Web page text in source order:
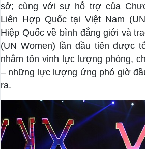
sở; cùng với sự hỗ trợ của
Liên Hợp Quốc tại Việt Nam
Hiệp Quốc về bình đẳng giới và
(UN Women) lần đầu tiên được
nhằm tôn vinh lực lượng phòng,
– những lực lượng ứng phó giờ
ra.